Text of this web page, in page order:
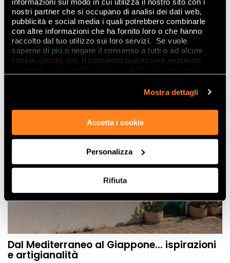
nostri partner che si occupano di analisi dei dati web,
pubblicità e social media i quali potrebbero combinarle
con altre informazioni che ha fornito loro o che hanno
raccolto dal tuo utilizzo sui loro servizi. Se vuole
saperne di più o negare il consenso a tutti o ad alcuni
cookie clicchi qui. Il consenso può essere espresso
Mostra dettagli
Accetta i cookie
Personalizza
Rifiuta
Vento del Sud: l’interior design celebra
l’Italian way of life
Dal Mediterraneo al Giappone... ispirazioni
e artigianalità